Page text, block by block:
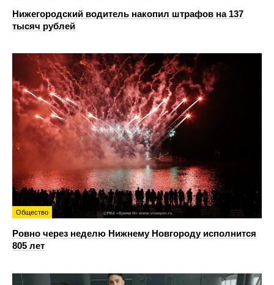
Нижегородский водитель накопил штрафов на 137
тысяч рублей
Общество
Ровно через неделю Нижнему Новгороду исполнится
805 лет